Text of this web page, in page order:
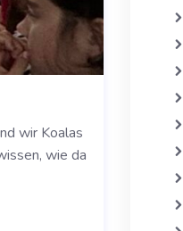
wir Koalas
wie da